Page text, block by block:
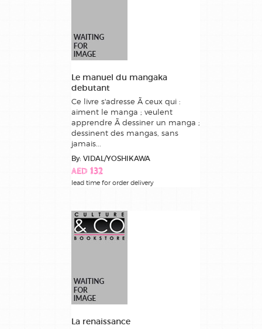
Le manuel du mangaka
debutant
Ce livre s'adresse Ã ceux qui :
aiment le manga ; veulent
apprendre Ã dessiner un manga ;
dessinent des mangas, sans
jamais...
By: VIDAL/YOSHIKAWA
AED 132
lead time for order delivery
La renaissance